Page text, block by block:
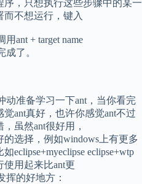
，只想执行这些步骤中的某一
不想运行，键入
ant + target name
了。
动准备学习一下ant，当你看完
ant真好，也许你感觉ant不过
虽然ant很好用，
选择，例如windows上有更多
eclipse+myeclipse eclipse+wtp
用起来比ant更
挥的好地方：